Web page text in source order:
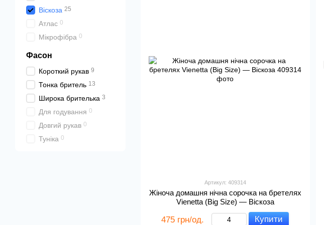
Артикул: 409314
Жіноча домашня нічна сорочка на бретелях
Vienetta (Big Size) — Віскоза
475 грн/од. Купити
Віскоза 25
Атлас 0
Мікрофібра 0
Фасон
Короткий рукав 9
Тонка бритель 13
Широка брителька 3
Для годування 0
Довгий рукав 0
Туніка 0